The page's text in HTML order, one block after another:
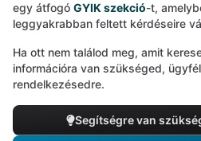
egy átfogó GYIK szekció-t,
leggyakrabban feltett kérdéseire
Ha ott nem találod meg, amit
információra van szükséged,
rendelkezésedre.
Segítségre van